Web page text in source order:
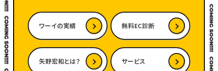
ワーイの実績 無料EC診断
矢野宏和とは？ サービス